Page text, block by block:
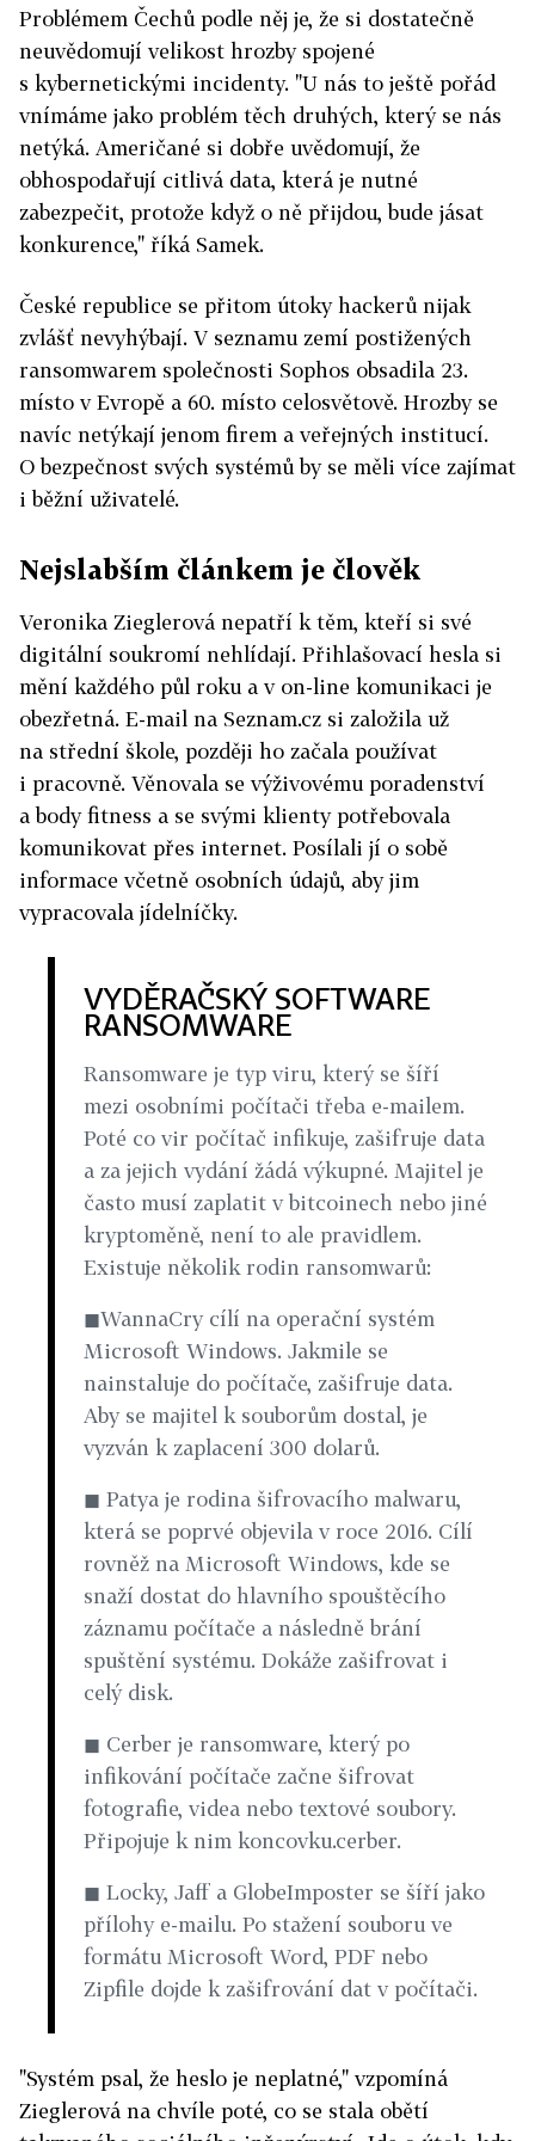
Problémem Čechů podle něj je, že si dostatečně
neuvědomují velikost hrozby spojené
s kybernetickými incidenty. "U nás to ještě pořád
vnímáme jako problém těch druhých, který se nás
netýká. Američané si dobře uvědomují, že
obhospodařují citlivá data, která je nutné
zabezpečit, protože když o ně přijdou, bude jásat
konkurence," říká Samek.
České republice se přitom útoky hackerů nijak
zvlášť nevyhýbají. V seznamu zemí postižených
ransomwarem společnosti Sophos obsadila 23.
místo v Evropě a 60. místo celosvětově. Hrozby se
navíc netýkají jenom firem a veřejných institucí.
O bezpečnost svých systémů by se měli více zajímat
i běžní uživatelé.
Nejslabším článkem je člověk
Veronika Zieglerová nepatří k těm, kteří si své
digitální soukromí nehlídají. Přihlašovací hesla si
mění každého půl roku a v on-line komunikaci je
obezřetná. E-mail na Seznam.cz si založila už
na střední škole, později ho začala používat
i pracovně. Věnovala se výživovému poradenství
a body fitness a se svými klienty potřebovala
komunikovat přes internet. Posílali jí o sobě
informace včetně osobních údajů, aby jim
vypracovala jídelníčky.
VYDĚRAČSKÝ SOFTWARE
RANSOMWARE
Ransomware je typ viru, který se šíří
mezi osobními počítači třeba e-mailem.
Poté co vir počítač infikuje, zašifruje data
a za jejich vydání žádá výkupné. Majitel je
často musí zaplatit v bitcoinech nebo jiné
kryptoměně, není to ale pravidlem.
Existuje několik rodin ransomwarů:
◼WannaCry cílí na operační systém
Microsoft Windows. Jakmile se
nainstaluje do počítače, zašifruje data.
Aby se majitel k souborům dostal, je
vyzván k zaplacení 300 dolarů.
◼ Patya je rodina šifrovacího malwaru,
která se poprvé objevila v roce 2016. Cílí
rovněž na Microsoft Windows, kde se
snaží dostat do hlavního spouštěcího
záznamu počítače a následně brání
spuštění systému. Dokáže zašifrovat i
celý disk.
◼ Cerber je ransomware, který po
infikování počítače začne šifrovat
fotografie, videa nebo textové soubory.
Připojuje k nim koncovku.cerber.
◼ Locky, Jaff a GlobeImposter se šíří jako
přílohy e-mailu. Po stažení souboru ve
formátu Microsoft Word, PDF nebo
Zipfile dojde k zašifrování dat v počítači.
"Systém psal, že heslo je neplatné," vzpomíná
Zieglerová na chvíle poté, co se stala obětí